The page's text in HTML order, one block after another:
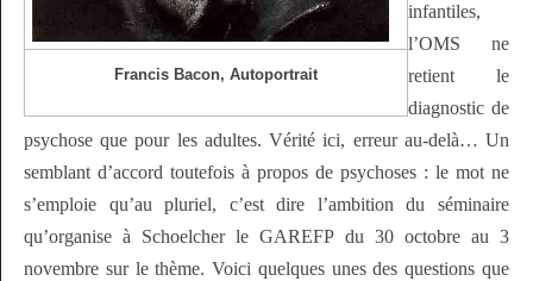
Francis Bacon, Autoportrait
infantiles,
l’OMS ne
retient le
diagnostic de
psychose que pour les adultes. Vérité ici, erreur au-delà… Un
semblant d’accord toutefois à propos de psychoses : le mot ne
s’emploie qu’au pluriel, c’est dire l’ambition du séminaire
qu’organise à Schoelcher le GAREFP du 30 octobre au 3
novembre sur le thème. Voici quelques unes des questions que